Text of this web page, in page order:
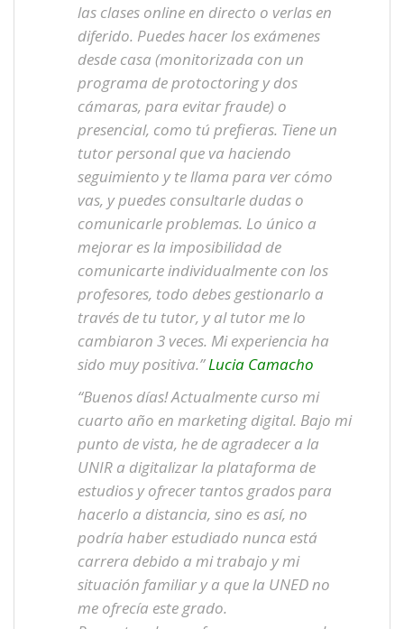
las clases online en directo o verlas en
diferido. Puedes hacer los exámenes
desde casa (monitorizada con un
programa de protoctoring y dos
cámaras, para evitar fraude) o
presencial, como tú prefieras. Tiene un
tutor personal que va haciendo
seguimiento y te llama para ver cómo
vas, y puedes consultarle dudas o
comunicarle problemas. Lo único a
mejorar es la imposibilidad de
comunicarte individualmente con los
profesores, todo debes gestionarlo a
través de tu tutor, y al tutor me lo
cambiaron 3 veces. Mi experiencia ha
sido muy positiva.”Lucia Camacho
“Buenos días! Actualmente curso mi
cuarto año en marketing digital. Bajo mi
punto de vista, he de agradecer a la
UNIR a digitalizar la plataforma de
estudios y ofrecer tantos grados para
hacerlo a distancia, sino es así, no
podría haber estudiado nunca está
carrera debido a mi trabajo y mi
situación familiar y a que la UNED no
me ofrecía este grado.